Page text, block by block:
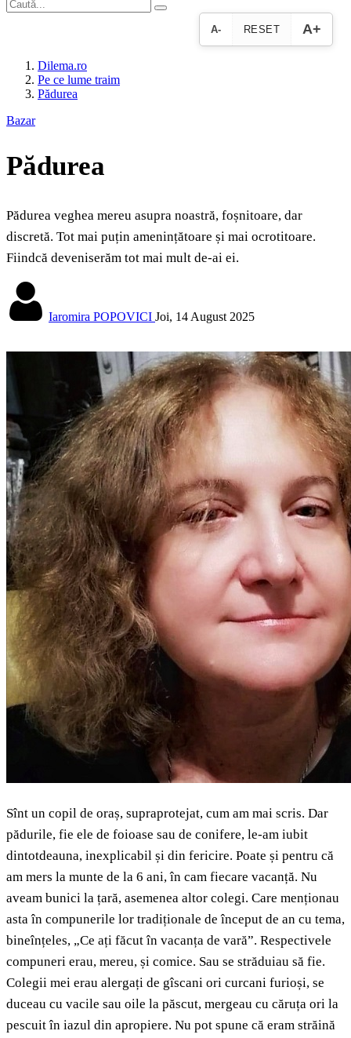
A- RESET A+
Dilema.ro
Pe ce lume traim
Pădurea
Bazar
Pădurea
Pădurea veghea mereu asupra noastră, foșnitoare, dar
discretă. Tot mai puțin amenințătoare și mai ocrotitoare.
Fiindcă deveniserăm tot mai mult de-ai ei.
Iaromira POPOVICI Joi, 14 August 2025
Sînt un copil de oraș, supraprotejat, cum am mai scris. Dar
pădurile, fie ele de foioase sau de conifere, le-am iubit
dintotdeauna, inexplicabil și din fericire. Poate și pentru că
am mers la munte de la 6 ani, în cam fiecare vacanță. Nu
aveam bunici la țară, asemenea altor colegi. Care menționau
asta în compunerile lor tradiționale de început de an cu tema,
bineînțeles, „Ce ați făcut în vacanța de vară”. Respectivele
compuneri erau, mereu, și comice. Sau se străduiau să fie.
Colegii mei erau alergați de gîscani ori curcani furioși, se
duceau cu vacile sau oile la păscut, mergeau cu căruța ori la
pescuit în iazul din apropiere. Nu pot spune că eram străină